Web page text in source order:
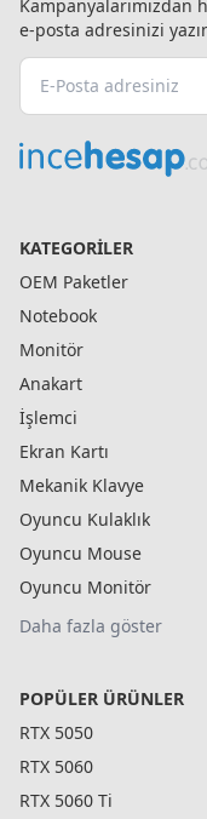
Kampanyalarımızdan
e-posta adresinizi
KATEGORILER
OEM Paketler
Notebook
Monitör
Anakart
İşlemci
Ekran Kartı
Mekanik Klavye
Oyuncu Kulaklık
Oyuncu Mouse
Oyuncu Monitör
Daha fazla göster
POPÜLER ÜRÜNLER
RTX 5050
RTX 5060
RTX 5060 Ti